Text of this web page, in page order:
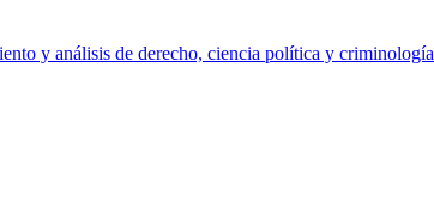
y análisis de derecho, ciencia política y criminología